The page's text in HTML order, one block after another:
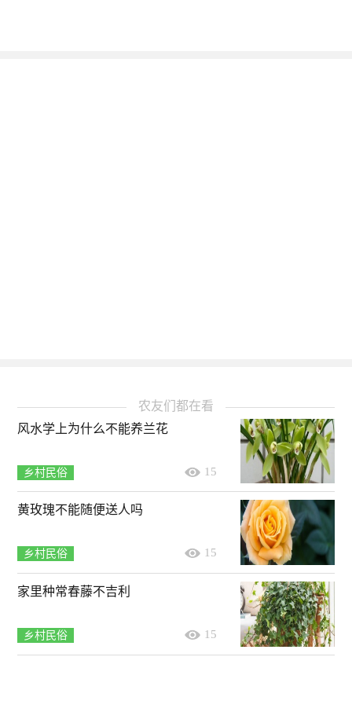
农友们都在看
风水学上为什么不能养兰花
乡村民俗 15
黄玫瑰不能随便送人吗
乡村民俗 15
家里种常春藤不吉利
乡村民俗 15